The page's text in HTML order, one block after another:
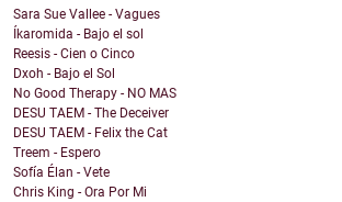
Sara Sue Vallee - Vagues
Íkaromida - Bajo el sol
Reesis - Cien o Cinco
Dxoh - Bajo el Sol
No Good Therapy - NO MAS
DESU TAEM - The Deceiver
DESU TAEM - Felix the Cat
Treem - Espero
Sofía Élan - Vete
Chris King - Ora Por Mi